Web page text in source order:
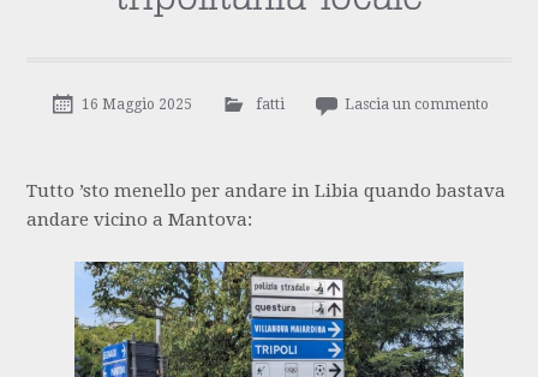
16 Maggio 2025 fatti Lascia un commento
Tutto ’sto menello per andare in Libia quando bastava
andare vicino a Mantova: